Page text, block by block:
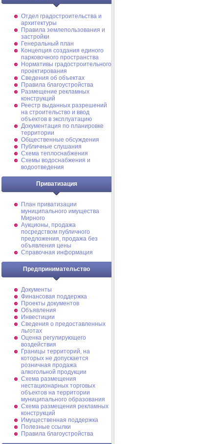
Отдел градостроительства и
архитектуры
Правила землепользования и
застройки
Генеральный план
Концепция создания единого
парковочного пространства
Нормативы градостроительного
проектирования
Сведения об объектах
Правила благоустройства
Размещение рекламных
конструкций
Реестр выданных разрешений
на строительство и ввод
объектов в эксплуатацию
Документация по планировке
территории
Общественные обсуждения
Публичные слушания
Схема теплоснабжения
Схемы водоснабжения и
водоотведения
Приватизация
План приватизации
муниципального имущества
Мирного
Аукционы, продажа
посредством публичного
предложения, продажа без
объявления цены
Справочная информация
Предпринимательство
Документы
Финансовая поддержка
Проекты документов
Объявления
Инвестиции
Сведения о предоставленных
льготах
Оценка регулирующего
воздействия
Границы территорий, на
которых не допускается
розничная продажа
алкогольной продукции
Схема размещения
нестационарных торговых
объектов на территории
муниципального образования
Схема размещения рекламных
конструкций
Имущественная поддержка
Полезные ссылки
Правила благоустройства